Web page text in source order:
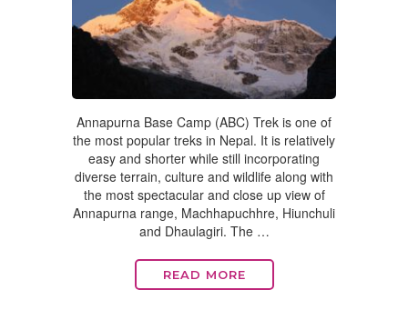
Annapurna Base Camp (ABC) Trek is one of
the most popular treks in Nepal. It is relatively
easy and shorter while still incorporating
diverse terrain, culture and wildlife along with
the most spectacular and close up view of
Annapurna range, Machhapuchhre, Hiunchuli
and Dhaulagiri. The …
READ MORE